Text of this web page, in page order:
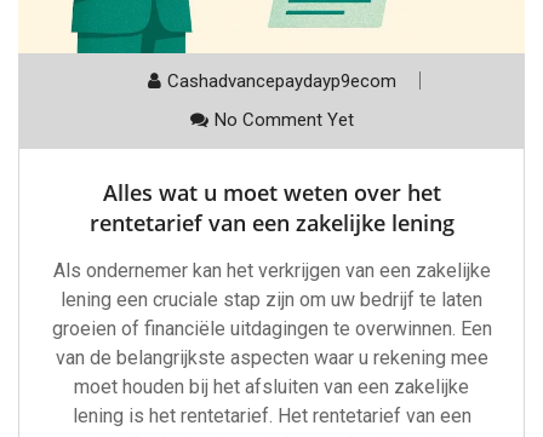
Cashadvancepaydayp9ecom
No Comment Yet
Alles wat u moet weten over het
rentetarief van een zakelijke lening
Als ondernemer kan het verkrijgen van een zakelijke
lening een cruciale stap zijn om uw bedrijf te laten
groeien of financiële uitdagingen te overwinnen. Een
van de belangrijkste aspecten waar u rekening mee
moet houden bij het afsluiten van een zakelijke
lening is het rentetarief. Het rentetarief van een